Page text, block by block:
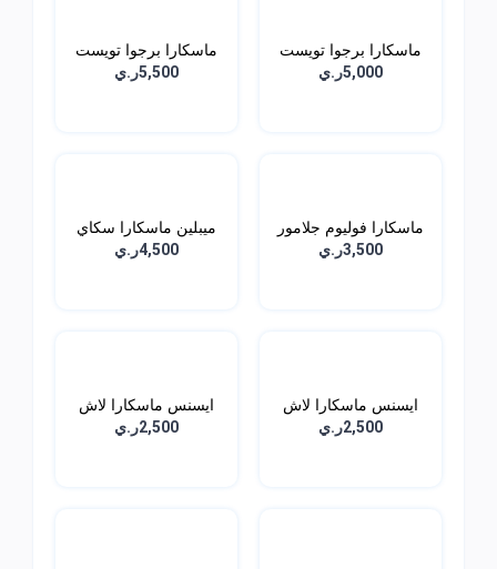
ماسكارا برجوا تويست
اب...
5,000ر.ي
ماسكارا برجوا تويست
اب...
5,500ر.ي
ماسكارا فوليوم جلامور
ا...
3,500ر.ي
ميبلين ماسكارا سكاي
هاي...
4,500ر.ي
ايسنس ماسكارا لاش
برينس...
2,500ر.ي
ايسنس ماسكارا لاش
برنسس...
2,500ر.ي